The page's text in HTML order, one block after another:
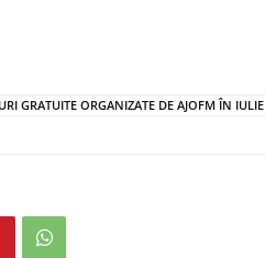
GRATUITE ORGANIZATE DE AJOFM ÎN IULIE